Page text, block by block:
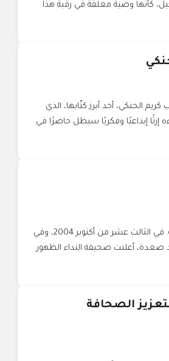
كأنها وصية معلقة في رقبة هذا
الحنكي، أحد أبرز كتّابها، الذي
إرثًا إبداعيًا وفكريًا سيظل حاضرًا في
وجهت صحيفة النداء دعوةً لقرّائها، وللضمائر النقية الحيّة. في الثالث عشر من أكتوبر 2004، وفي
أعلنت صحيفة النداء الظهور
الصحافة